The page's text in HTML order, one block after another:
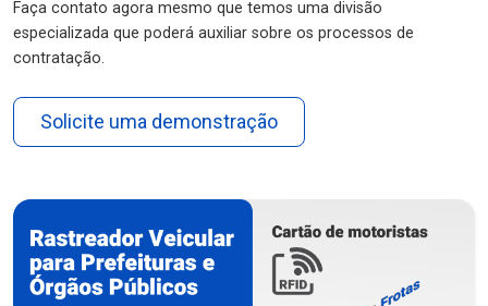
Faça contato agora mesmo que temos uma divisão
especializada que poderá auxiliar sobre os processos de
contratação.
Solicite uma demonstração